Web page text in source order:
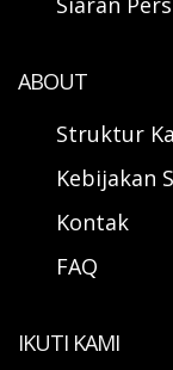
ABOUT
Struktur
Kebijakan
Kontak
FAQ
IKUTI KAMI